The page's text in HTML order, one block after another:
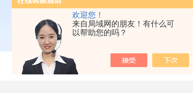
欢迎您！
来自局域网的朋友！有什么可
以帮助您的吗？
当前位置：首页-产品中心